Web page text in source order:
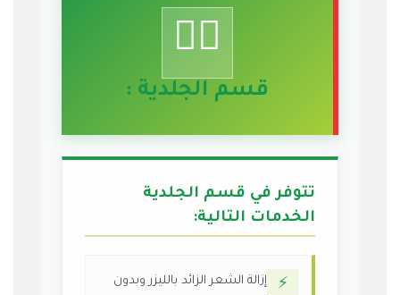
💆‍♀️
قسم الجلدية :
تتوفر في قسم الجلدية
الخدمات التالية:
⚡
إزالة الشعر الزائد بالليزر وبدون